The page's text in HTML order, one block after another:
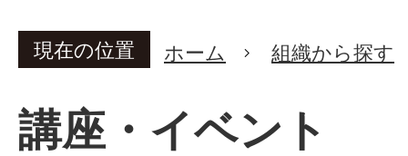
現在の位置 ホーム 組織から探す
講座・イベント